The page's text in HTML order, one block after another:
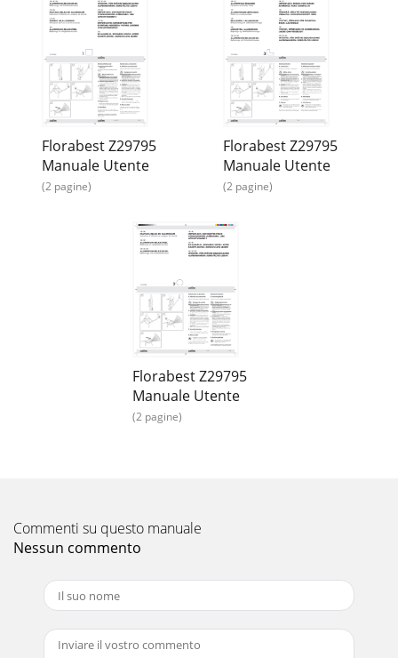
Florabest Z29795
Manuale Utente
(2 pagine)
Florabest Z29795
Manuale Utente
(2 pagine)
Florabest Z29795
Manuale Utente
(2 pagine)
Commenti su questo manuale
Nessun commento